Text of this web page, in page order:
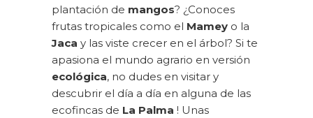
plantación de mangos? ¿Conoces
frutas tropicales como el Mamey o la
Jaca y las viste crecer en el árbol? Si te
apasiona el mundo agrario en versión
ecológica, no dudes en visitar y
descubrir el día a día en alguna de las
ecofincas de La Palma ! Unas